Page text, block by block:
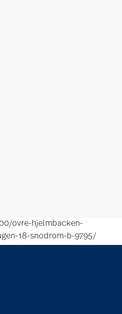
ovre-hjelmbacken-
18-snodrom-b-9795/